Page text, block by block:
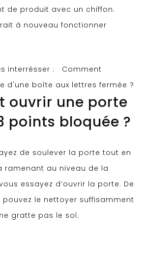
de produit avec un chiffon.
à nouveau fonctionner
interrésser :
Comment
d'une boîte aux lettres fermée ?
ouvrir une porte
points bloquée ?
de soulever la porte tout en
ramenant au niveau de la
essayez d’ouvrir la porte. De
le nettoyer suffisamment
gratte pas le sol.